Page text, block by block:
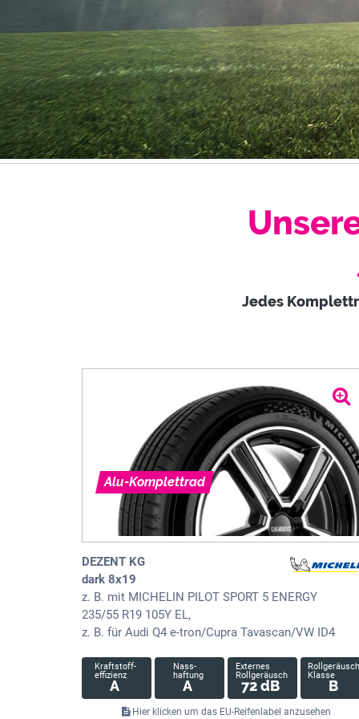
Jedes
Alu-Komplettrad
DEZENT KG
dark 8x19
z. B. mit MICHELIN PILOT SPORT 5 ENERGY
235/55 R19 105Y EL,
z. B. für Audi Q4 e-tron/Cupra Tavascan/VW ID4
Kraftstoff-
effizienz
A
Nass-
haftung
A
Externes
Rollgeräusch
72 dB
Rollgeräusch
Klasse
B
Hier klicken um das EU-Reifenlabel anzusehen